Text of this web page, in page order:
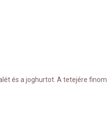
és a joghurtot. A tetejére finom